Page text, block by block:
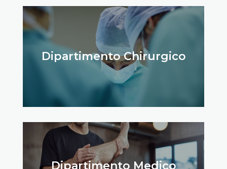
Dipartimento Chirurgico
Dipartimento Medico